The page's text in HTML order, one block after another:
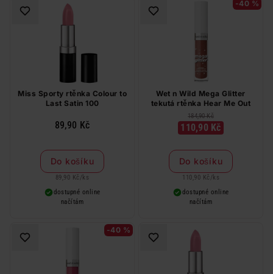
Miss Sporty rtěnka Colour to
Last Satin 100
89,90 Kč
Do košíku
89,90 Kč / ks
dostupné online
načítám
-40 %
Wet n Wild Mega Glitter
tekutá rtěnka Hear Me Out
184,90 Kč
110,90 Kč
Do košíku
110,90 Kč / ks
dostupné online
načítám
-40 %